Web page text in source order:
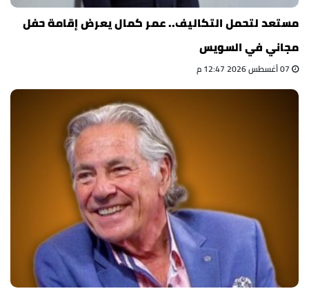
مستعد لتحمل التكاليف.. عمر كمال يعرض إقامة حفل
مجاني في السويس